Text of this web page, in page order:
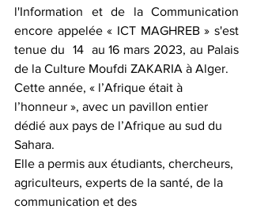
l'Information et de la Communication
encore appelée « ICT MAGHREB » s'est
tenue du  14  au 16 mars 2023, au Palais
de la Culture Moufdi ZAKARIA à Alger.
Cette année, « l’Afrique était à
l’honneur », avec un pavillon entier
dédié aux pays de l’Afrique au sud du
Sahara.
Elle a permis aux étudiants, chercheurs,
agriculteurs, experts de la santé, de la
communication et des